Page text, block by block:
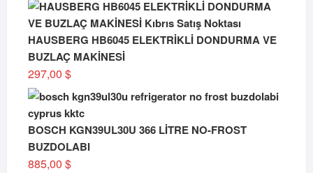
HAUSBERG HB6045 ELEKTRİKLİ DONDURMA VE
BUZLAÇ MAKİNESİ
297,00 $
BOSCH KGN39UL30U 366 LİTRE NO-FROST
BUZDOLABI
885,00 $